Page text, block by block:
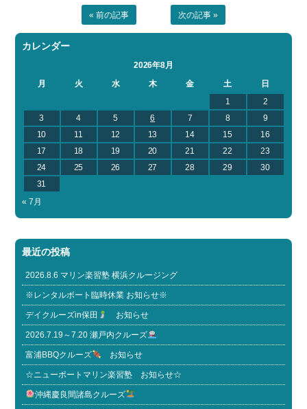
« 前の記事 次の記事 »
カレンダー
2026年8月
月
火 水 木 金 土
日
1
2
3
4 5 6 7 8
9
10
11 12 13 14 15
16
17
18 19 20 21 22
23
24
25 26 27 28 29
30
31
« 7月
最近の投稿
2026.8.6 マリン楽習塾 横浜クルージング
※レンタルボート臨時休業 お知らせ※
デイクルーズin保田 お知らせ
2026.7.19～7.20 瀬戸内クルーズ
富浦BBQクルーズ お知らせ
☆ニューポートマリン楽習塾 お知らせ☆
沖縄慶良間諸島クルーズ